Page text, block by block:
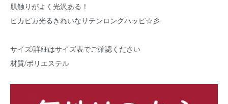
肌触りがよく光沢ある！
ピカピカ光るきれいなサテンロングハッピ☆彡
サイズ/詳細はサイズ表でご確認ください
材質/ポリエステル